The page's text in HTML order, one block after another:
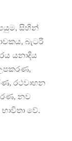
සිහින්
බැටරි
යනාදිය
රථවාහන
නව
වේ.